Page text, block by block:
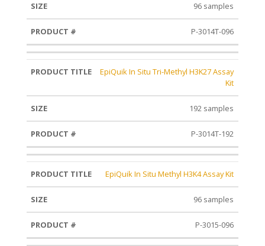
96 samples
P-3014T-096
EpiQuik In Situ Tri-Methyl H3K27 Assay
Kit
192 samples
P-3014T-192
EpiQuik In Situ Methyl H3K4 Assay Kit
96 samples
P-3015-096